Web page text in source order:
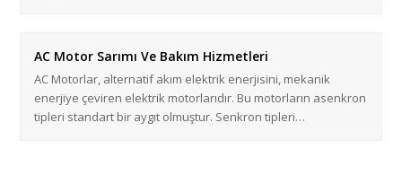
AC Motor Sarımı Ve Bakım Hizmetleri
AC Motorlar, alternatif akım elektrik enerjisini, mekanik
enerjiye çeviren elektrik motorlarıdır. Bu motorların asenkron
tipleri standart bir aygıt olmuştur. Senkron tipleri…